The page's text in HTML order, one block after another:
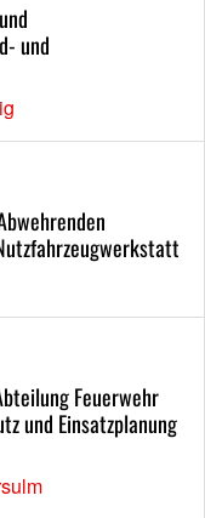
und
Feuerwehr
und Einsatzplanung